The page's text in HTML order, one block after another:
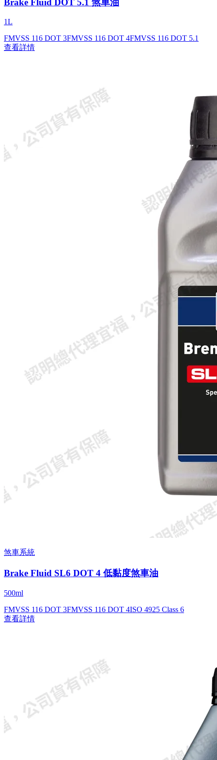
Brake Fluid DOT 5.1 煞車油
1L
FMVSS 116 DOT 3FMVSS 116 DOT 4FMVSS 116 DOT 5.1
查看詳情
煞車系統
Brake Fluid SL6 DOT 4 低黏度煞車油
500ml
FMVSS 116 DOT 3FMVSS 116 DOT 4ISO 4925 Class 6
查看詳情